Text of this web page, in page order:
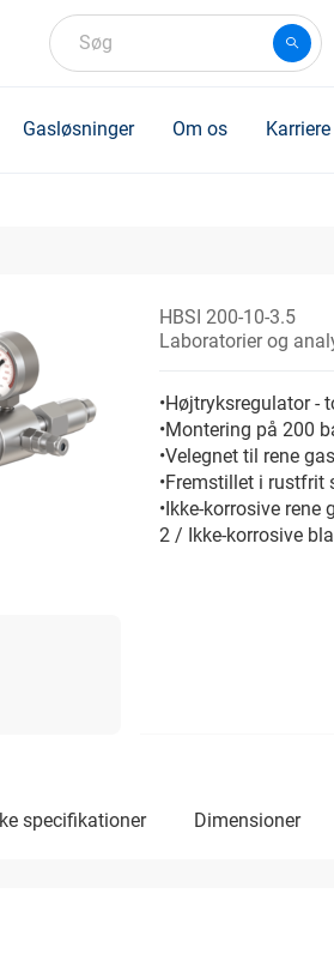
Søg
Gasløsninger Om os Karriere
HBSI 200-10-3.5
Laboratorier og
•Højtryksregulator -
•Montering på 200
•Velegnet til rene
•Fremstillet i rustfrit
•Ikke-korrosive
2 / Ikke-korrosive
specifikationer dimensioner